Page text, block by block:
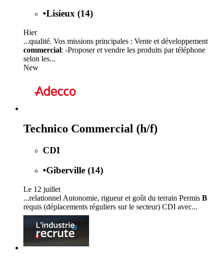
•Lisieux (14)
Hier
...qualité. Vos missions principales : Vente et développement
commercial: -Proposer et vendre les produits par téléphone
selon les...
New
Technico Commercial (h/f)
CDI
•Giberville (14)
Le 12 juillet
...relationnel Autonomie, rigueur et goût du terrain Permis B
requis (déplacements réguliers sur le secteur) CDI avec...